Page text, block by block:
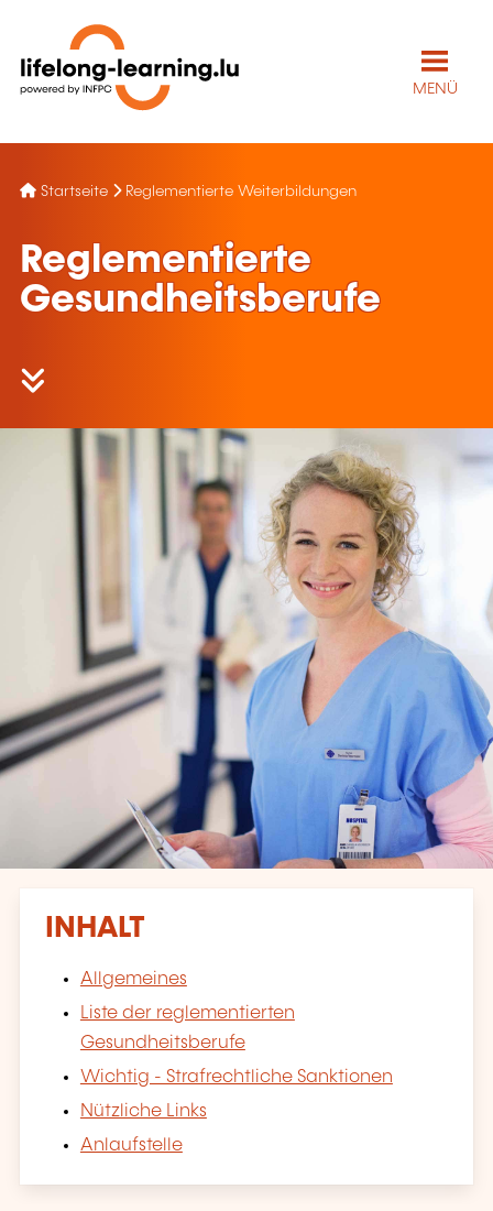
MENÜ
Startseite Reglementierte Weiterbildungen
Reglementierte
Gesundheitsberufe
INHALT
Allgemeines
Liste der reglementierten
Gesundheitsberufe
Wichtig - Strafrechtliche Sanktionen
Nützliche Links
Anlaufstelle